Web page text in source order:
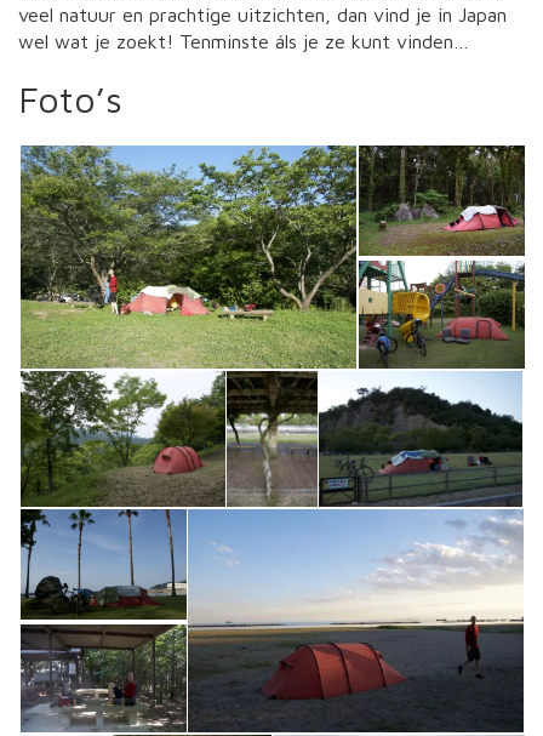
veel natuur en prachtige uitzichten, dan vind je in Japan
wel wat je zoekt! Tenminste áls je ze kunt vinden…
Foto’s